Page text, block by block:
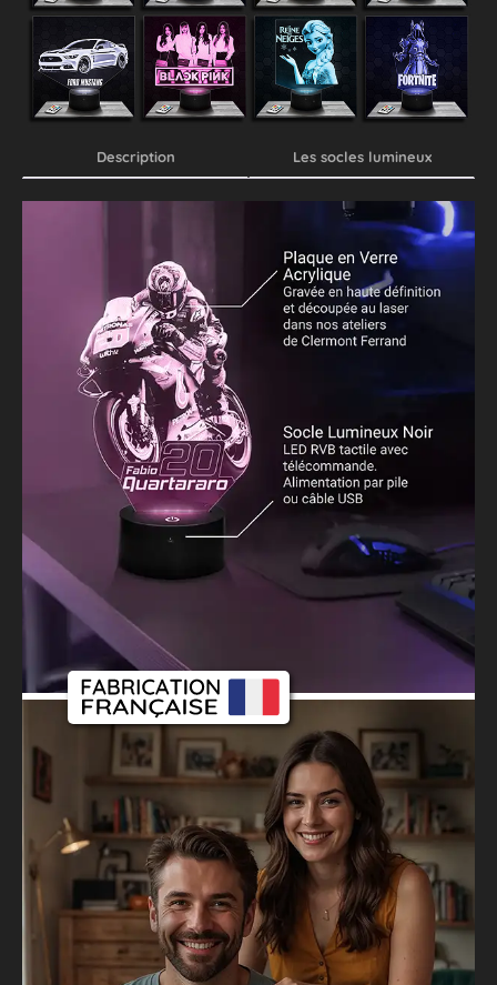
Description Les socles lumineux